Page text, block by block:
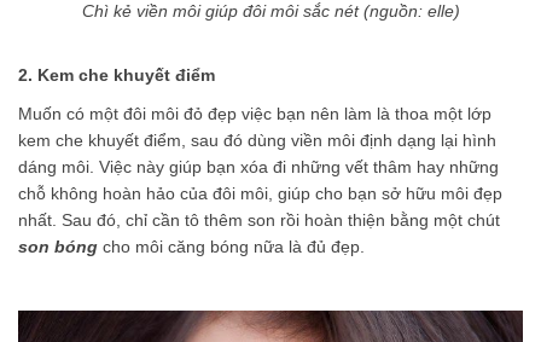
Chì kẻ viền môi giúp đôi môi sắc nét (nguồn: elle)
2. Kem che khuyết điểm
Muốn có một đôi môi đỏ đẹp việc bạn nên làm là thoa một lớp
kem che khuyết điểm, sau đó dùng viền môi định dạng lại hình
dáng môi. Việc này giúp bạn xóa đi những vết thâm hay những
chỗ không hoàn hảo của đôi môi, giúp cho bạn sở hữu môi đẹp
nhất. Sau đó, chỉ cần tô thêm son rồi hoàn thiện bằng một chút
son bóng cho môi căng bóng nữa là đủ đẹp.